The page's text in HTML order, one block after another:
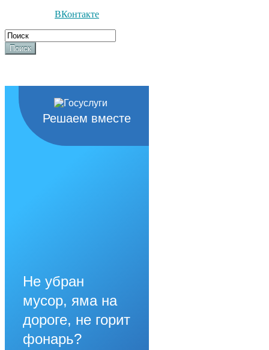
ВКонтакте
Поиск
Решаем вместе
Не убран
мусор, яма на
дороге, не горит
фонарь?